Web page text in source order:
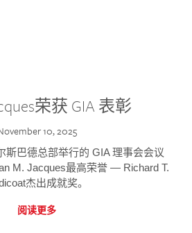
荣获 GIA 表彰
10, 2025
斯巴德总部举行的 GIA 理事会会议
M. Jacques最高荣誉 — Richard T.
杰出成就奖。
阅读更多